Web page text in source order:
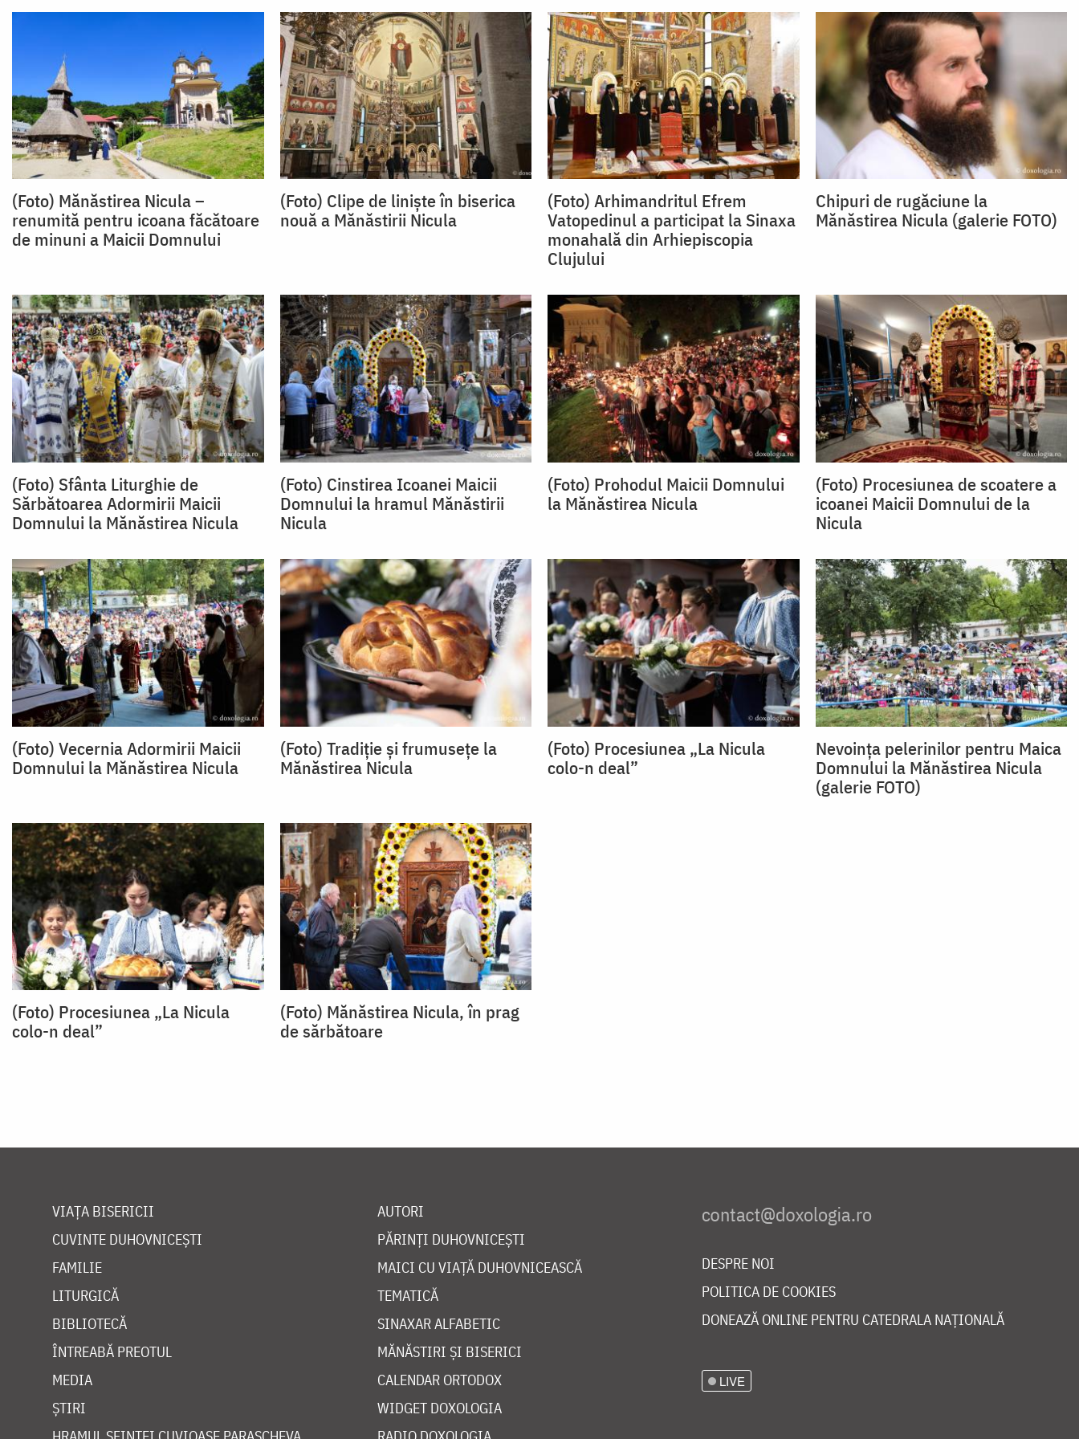
(Foto) Mănăstirea Nicula –
renumită pentru icoana făcătoare
de minuni a Maicii Domnului
(Foto) Clipe de liniște în biserica
nouă a Mănăstirii Nicula
(Foto) Arhimandritul Efrem
Vatopedinul a participat la Sinaxa
monahală din Arhiepiscopia
Clujului
Chipuri de rugăciune la
Mănăstirea Nicula (galerie FOTO)
(Foto) Sfânta Liturghie de
Sărbătoarea Adormirii Maicii
Domnului la Mănăstirea Nicula
(Foto) Cinstirea Icoanei Maicii
Domnului la hramul Mănăstirii
Nicula
(Foto) Prohodul Maicii Domnului
la Mănăstirea Nicula
(Foto) Procesiunea de scoatere a
icoanei Maicii Domnului de la
Nicula
(Foto) Vecernia Adormirii Maicii
Domnului la Mănăstirea Nicula
(Foto) Tradiție și frumusețe la
Mănăstirea Nicula
(Foto) Procesiunea „La Nicula
colo-n deal”
Nevoința pelerinilor pentru Maica
Domnului la Mănăstirea Nicula
(galerie FOTO)
(Foto) Procesiunea „La Nicula
colo-n deal”
(Foto) Mănăstirea Nicula, în prag
de sărbătoare
VIAȚA BISERICII
CUVINTE DUHOVNICEȘTI
FAMILIE
LITURGICĂ
BIBLIOTECĂ
ÎNTREABĂ PREOTUL
MEDIA
ȘTIRI
AUTORI
PĂRINȚI DUHOVNICEȘTI
MAICI CU VIAȚĂ DUHOVNICEASCĂ
TEMATICĂ
SINAXAR ALFABETIC
MĂNĂSTIRI ȘI BISERICI
CALENDAR ORTODOX
WIDGET DOXOLOGIA
DESPRE NOI
POLITICA DE COOKIES
DONEAZĂ ONLINE PENTRU CATEDRALA NAȚIONALĂ
LIVE